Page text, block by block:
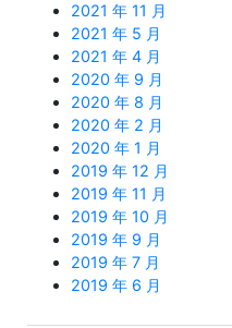
2021 年 11 月
2021 年 5 月
2021 年 4 月
2020 年 9 月
2020 年 8 月
2020 年 2 月
2020 年 1 月
2019 年 12 月
2019 年 11 月
2019 年 10 月
2019 年 9 月
2019 年 7 月
2019 年 6 月